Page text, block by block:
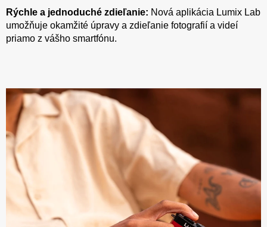
Rýchle a jednoduché zdieľanie: Nová aplikácia Lumix Lab
umožňuje okamžité úpravy a zdieľanie fotografií a videí
priamo z vášho smartfónu.